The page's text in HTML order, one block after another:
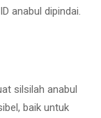
anabul dipindai.
silsilah anabul
baik untuk